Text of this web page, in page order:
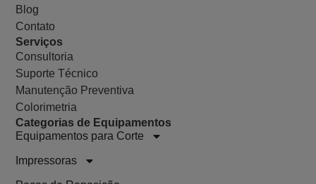
Blog
Contato
Serviços
Consultoria
Suporte Técnico
Manutenção Preventiva
Colorimetria
Categorias de Equipamentos
Equipamentos para Corte
Impressoras